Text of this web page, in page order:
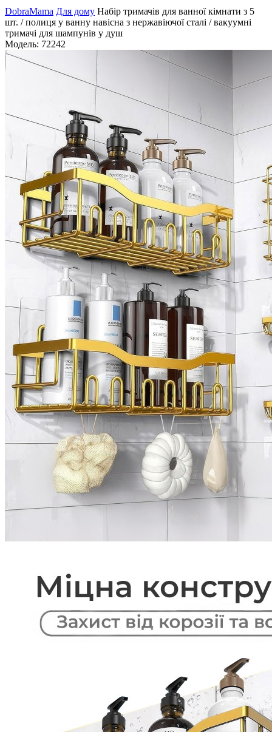
DobraMama Для дому Набір тримачів для ванної кімнати з 5
шт. / полиця у ванну навісна з нержавіючої сталі / вакуумні
тримачі для шампунів у душ
Модель: 72242